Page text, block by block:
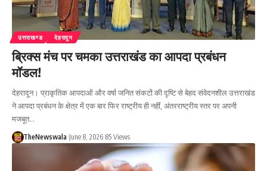
उत्तराखण्ड देहरादून
ब्रिक्स मंच पर चमका उत्तराखंड का आपदा प्रबंधन
मॉडल!
देहरादून। प्राकृतिक आपदाओं और वर्षा जनित संकटों की दृष्टि से बेहद संवेदनशील उत्तराखंड
ने आपदा प्रबंधन के क्षेत्र में एक बार फिर राष्ट्रीय ही नहीं, अंतरराष्ट्रीय स्तर पर अपनी
मजबूत…
TheNewswala June 8, 2026 85 Views